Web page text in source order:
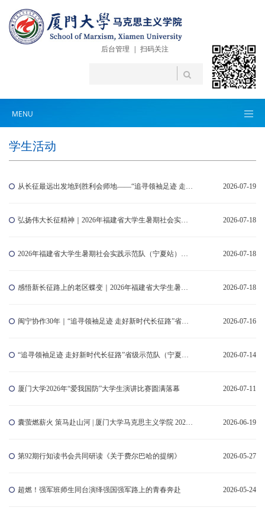
后台管理 扫码关注
MENU
学生活动
从长征最远出发地到胜利会师地——“追寻领袖足迹 走好新时代长征路”2026年福建省级示范队（宁夏站）实践纪实 2026-07-19
弘扬伟大长征精神｜2026年福建省大学生暑期社会实践示范队赴宁夏开展调研 2026-07-18
2026年福建省大学生暑期社会实践示范队（宁夏站）探索铸牢中华民族共同体意识的宁夏实践 2026-07-18
感悟新长征路上的老区蝶变｜2026年福建省大学生暑期社会实践示范队 赴宁夏开展调研 2026-07-18
闽宁协作30年｜“追寻领袖足迹 走好新时代长征路”省级示范队（宁夏站）走进闽宁镇 2026-07-16
“追寻领袖足迹 走好新时代长征路”省级示范队（宁夏站）出征 2026-07-14
厦门大学2026年“爱我国防”大学生演讲比赛圆满落幕 2026-07-11
囊萤燃薪火 策马赴山河 | 厦门大学马克思主义学院 2026 届毕业典礼圆满举行 2026-06-19
第92期行知读书会共同研读《关于费尔巴哈的提纲》 2026-05-27
超燃！强军班师生同台演绎强国强军路上的青春奔赴 2026-05-24